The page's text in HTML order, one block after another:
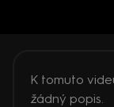
K tomuto
žádný popis.